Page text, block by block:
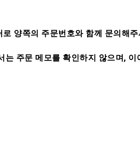
양쪽의 주문번호와 함께 문의해
주문 메모를 확인하지 않으며,